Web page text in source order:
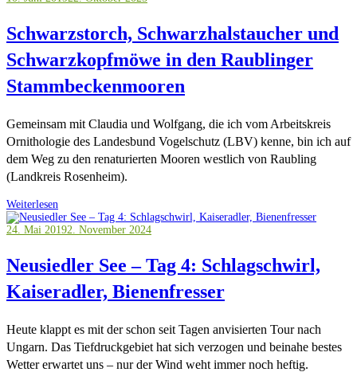
Schwarzstorch, Schwarzhalstaucher und
Schwarzkopfmöwe in den Raublinger
Stammbeckenmooren
Gemeinsam mit Claudia und Wolfgang, die ich vom Arbeitskreis
Ornithologie des Landesbund Vogelschutz (LBV) kenne, bin ich auf
dem Weg zu den renaturierten Mooren westlich von Raubling
(Landkreis Rosenheim).
Weiterlesen
24. Mai 20192. November 2024
Neusiedler See – Tag 4: Schlagschwirl,
Kaiseradler, Bienenfresser
Heute klappt es mit der schon seit Tagen anvisierten Tour nach
Ungarn. Das Tiefdruckgebiet hat sich verzogen und beinahe bestes
Wetter erwartet uns – nur der Wind weht immer noch heftig.